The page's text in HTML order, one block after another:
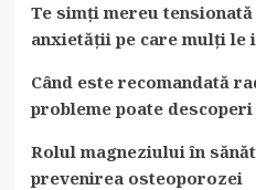
Te simți mereu
anxietății pe care mulți le
Când este recomandată
probleme poate
Rolul magneziului în
prevenirea osteoporozei